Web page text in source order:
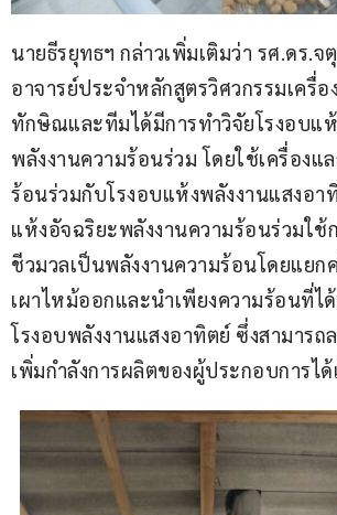
นายธีรยุทธฯ กล่าวเพิ่มเติมว่า รศ.ดร.
อาจารย์ประจำหลักสูตรวิศวกรรมเครื่
ทักษิณและทีมได้มีการทำวิจัยโรงอบแ
พลังงานความร้อนร่วม โดยใช้เครื่องแ
ร้อนร่วมกับโรงอบแห้งพลังงานแสงอา
แห้งอัจฉริยะพลังงานความร้อนร่วมใช้
ชีวมวลเป็นพลังงานความร้อนโดยแยก
เผาไหม้ออกและนำเพียงความร้อนที่ไ
โรงอบพลังงานแสงอาทิตย์ ซึ่งสามารถ
เพิ่มกำลังการผลิตของผู้ประกอบการไ